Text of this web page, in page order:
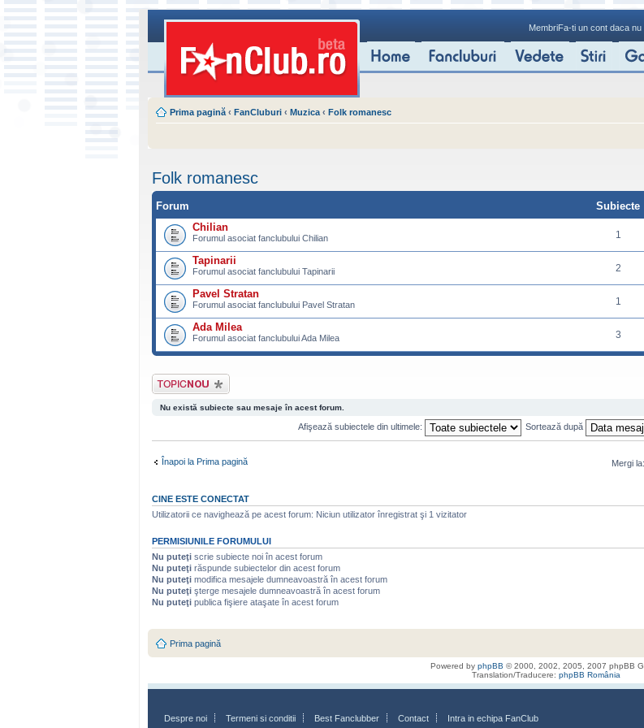
MembriFa-ti un cont daca nu
Prima pagină ‹ FanCluburi ‹ Muzica ‹ Folk romanesc
Folk romanesc
Forum Subiecte
Chilian
Forumul asociat fanclubului Chilian 1
Tapinarii
Forumul asociat fanclubului Tapinarii 2
Pavel Stratan
Forumul asociat fanclubului Pavel Stratan 1
Ada Milea
Forumul asociat fanclubului Ada Milea 3
Scrie un subiect
nou
Nu există subiecte sau mesaje în acest forum.
Afişează subiectele din ultimele: Sortează după
Înapoi la Prima pagină Mergi la:
CINE ESTE CONECTAT
Utilizatorii ce navighează pe acest forum: Niciun utilizator înregistrat şi 1 vizitator
PERMISIUNILE FORUMULUI
Nu puteţi scrie subiecte noi în acest forum
Nu puteţi răspunde subiectelor din acest forum
Nu puteţi modifica mesajele dumneavoastră în acest forum
Nu puteţi şterge mesajele dumneavoastră în acest forum
Nu puteţi publica fişiere ataşate în acest forum
Prima pagină
Powered by phpBB © 2000, 2002, 2005, 2007 phpBB
Translation/Traducere: phpBB România
Despre noi Termeni si conditii Best Fanclubber Contact Intra in echipa FanClub